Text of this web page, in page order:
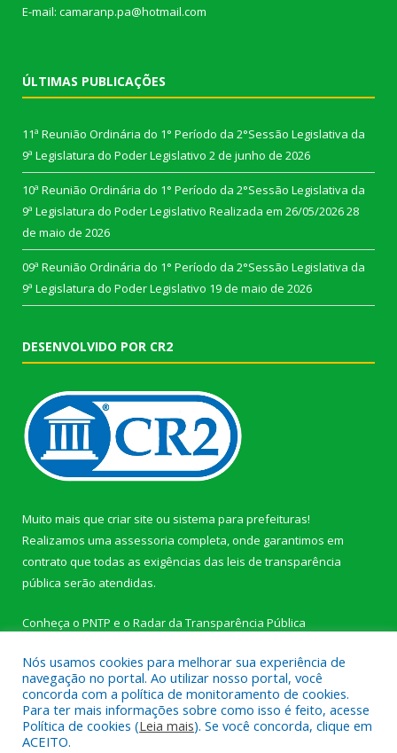
E-mail: camaranp.pa@hotmail.com
ÚLTIMAS PUBLICAÇÕES
11ª Reunião Ordinária do 1° Período da 2°Sessão Legislativa da
9ª Legislatura do Poder Legislativo 2 de junho de 2026
10ª Reunião Ordinária do 1° Período da 2°Sessão Legislativa da
9ª Legislatura do Poder Legislativo Realizada em 26/05/202628
de maio de 2026
09ª Reunião Ordinária do 1° Período da 2°Sessão Legislativa da
9ª Legislatura do Poder Legislativo 19 de maio de 2026
DESENVOLVIDO POR CR2
Muito mais que criar site ou sistema para prefeituras!
Realizamos uma assessoria completa, onde garantimos em
contrato que todas as exigências das leis de transparência
pública serão atendidas.
Conheça o PNTP e o Radar da Transparência Pública
Todos os direitos reservados a Câmara Municipal de Novo
Progresso.
Nós usamos cookies para melhorar sua experiência de
navegação no portal. Ao utilizar nosso portal, você
concorda com a política de monitoramento de cookies.
Para ter mais informações sobre como isso é feito, acesse
Política de cookies (Leia mais). Se você concorda, clique em
ACEITO.